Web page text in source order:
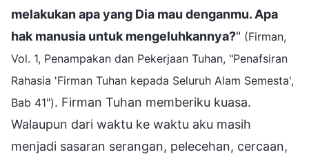
melakukan apa yang Dia mau denganmu. Apa
hak manusia untuk mengeluhkannya?" (Firman,
Vol. 1, Penampakan dan Pekerjaan Tuhan, "Penafsiran
Rahasia 'Firman Tuhan kepada Seluruh Alam Semesta',
Bab 41"). Firman Tuhan memberiku kuasa.
Walaupun dari waktu ke waktu aku masih
menjadi sasaran serangan, pelecehan, cercaan,